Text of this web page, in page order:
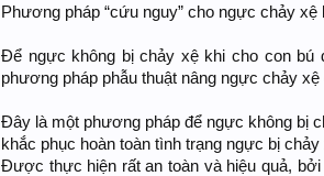
Phương pháp “cứu nguy” cho ngực chảy xệ
Để ngực không bị chảy xệ khi cho con bú
phương pháp phẫu thuật nâng ngực chảy
Đây là một phương pháp để ngực không bị
khắc phục hoàn toàn tình trạng ngực bị
Được thực hiện rất an toàn và hiệu quả,